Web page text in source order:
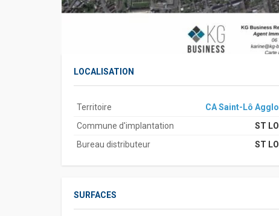
LOCALISATION
Territoire
CA Saint-Lô Agglo
Commune d'implantation
ST LO
Bureau distributeur
ST LO
SURFACES